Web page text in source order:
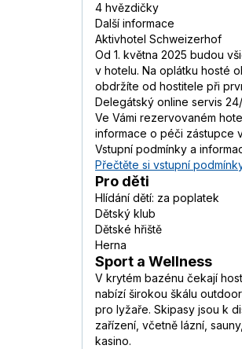
4 hvězdičky
Další informace
Aktivhotel Schweizerhof
Od 1. května 2025 budou
v hotelu. Na oplátku hosté
obdržíte od hostitele při
Delegátský online servis
Ve Vámi rezervovaném
informace o péči zástupce
Vstupní podmínky a
Přečtěte si vstupní
Pro děti
Hlídání dětí: za poplatek
Dětský klub
Dětské hřiště
Herna
Sport a Wellness
V krytém bazénu čekají
nabízí širokou škálu
pro lyžaře. Skipasy jsou k
zařízení, včetně lázní,
kasino.